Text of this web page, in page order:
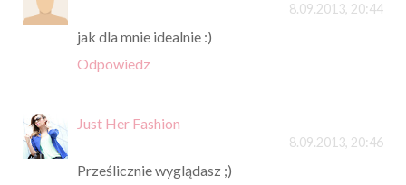
8.09.2013, 20:44
jak dla mnie idealnie :)
Odpowiedz
Just Her Fashion
8.09.2013, 20:46
Prześlicznie wyglądasz ;)